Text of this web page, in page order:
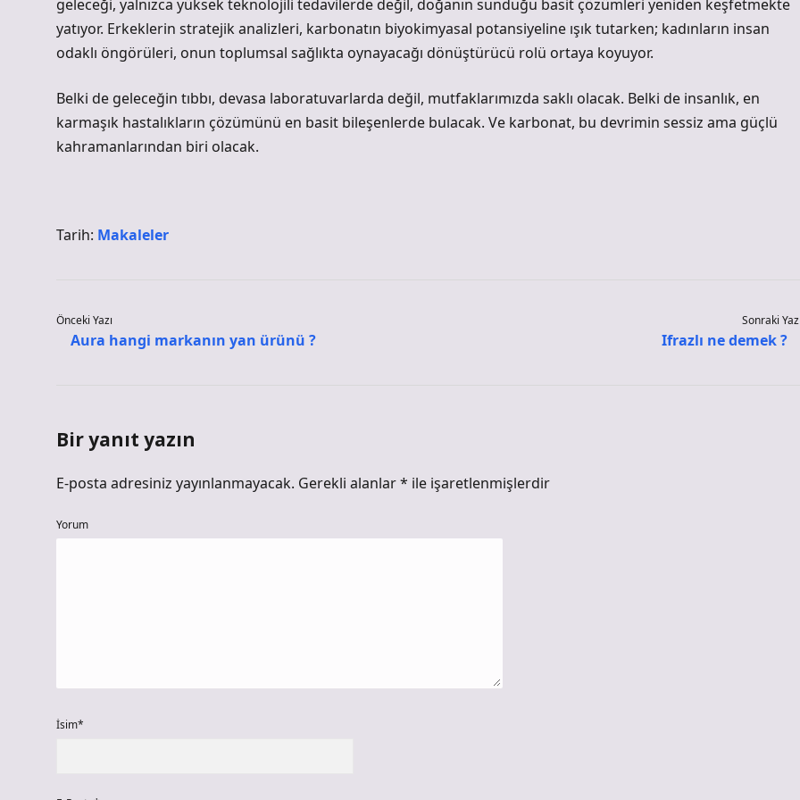
geleceği, yalnızca yüksek teknolojili tedavilerde değil, doğanın sunduğu basit çözümleri yeniden keşfetmekte
yatıyor. Erkeklerin stratejik analizleri, karbonatın biyokimyasal potansiyeline ışık tutarken; kadınların insan
odaklı öngörüleri, onun toplumsal sağlıkta oynayacağı dönüştürücü rolü ortaya koyuyor.
Belki de geleceğin tıbbı, devasa laboratuvarlarda değil, mutfaklarımızda saklı olacak. Belki de insanlık, en
karmaşık hastalıkların çözümünü en basit bileşenlerde bulacak. Ve karbonat, bu devrimin sessiz ama güçlü
kahramanlarından biri olacak.
Tarih: Makaleler
Önceki Yazı
Aura hangi markanın yan ürünü ?
Sonraki
Ifrazlı ne demek ?
Bir yanıt yazın
E-posta adresiniz yayınlanmayacak. Gerekli alanlar* ile işaretlenmişlerdir
Yorum
İsim*